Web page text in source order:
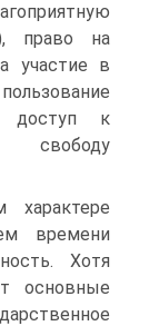
право на
участие в
доступ к
свободу
характере
времени
Хотя
основные